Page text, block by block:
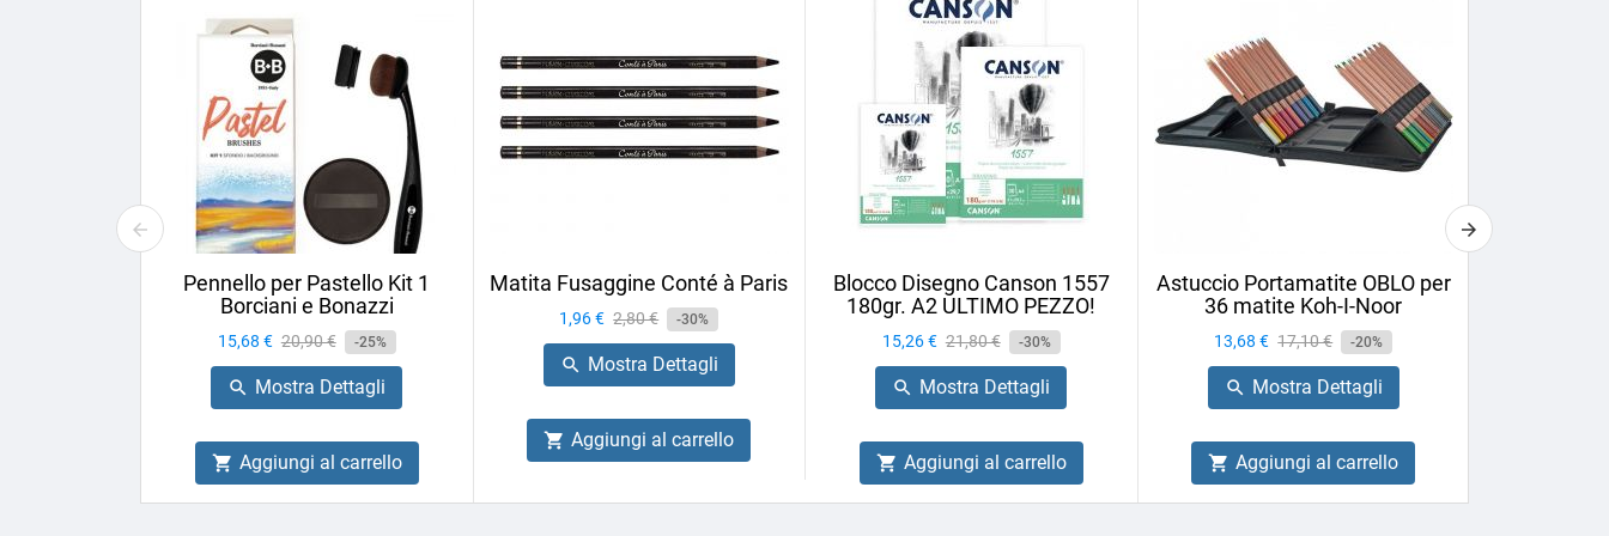
Pennello per Pastello Kit 1
Borciani e Bonazzi
Prezzo
15,68 € Prezzo
base
20,90 € -25%
 Mostra Dettagli
 Aggiungi al carrello
Matita Fusaggine Conté à Paris
Prezzo
1,96 € Prezzo
base
2,80 € -30%
 Mostra Dettagli
 Aggiungi al carrello
Blocco Disegno Canson 1557
180gr. A2 ULTIMO PEZZO!
Prezzo
15,26 € Prezzo
base
21,80 € -30%
 Mostra Dettagli
 Aggiungi al carrello
Astuccio Portamatite OBLO per
36 matite Koh-I-Noor
Prezzo
13,68 € Prezzo
base
17,10 € -20%
 Mostra Dettagli
 Aggiungi al carrello